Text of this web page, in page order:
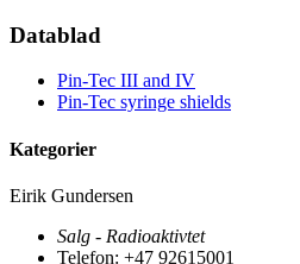
Datablad
Pin-Tec III and IV
Pin-Tec syringe shields
Kategorier
Eirik Gundersen
Salg - Radioaktivtet
Telefon: +47 92615001